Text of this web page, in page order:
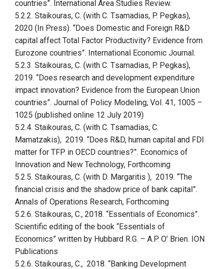
countries”. International Area Studies Review.
5.2.2. Staikouras, C. (with C. Τsamadias, P. Pegkas),
2020 (In Press). “Does Domestic and Foreign R&D
capital affect Total Factor Productivity? Evidence from
Eurozone countries”. International Economic Journal.
5.2.3. Staikouras, C. (with C. Τsamadias, P. Pegkas),
2019. “Does research and development expenditure
impact innovation? Evidence from the European Union
countries”. Journal of Policy Modeling, Vol. 41, 1005 –
1025 (published online 12 July 2019)
5.2.4. Staikouras, C. (with C. Τsamadias, C.
Mamatzakis), 2019. “Does R&D, human capital and FDI
matter for TFP in OECD countries?”. Economics of
Innovation and New Technology, Forthcoming
5.2.5. Staikouras, C. (with D. Margaritis ), 2019. “The
financial crisis and the shadow price of bank capital”.
Annals of Operations Research, Forthcoming
5.2.6. Staikouras, C., 2018. “Essentials of Economics”.
Scientific editing of the book “Essentials of
Economics” written by Hubbard R.G. – A.P. O’ Brien. ION
Publications
5.2.6. Staikouras, C., 2018. “Banking Development